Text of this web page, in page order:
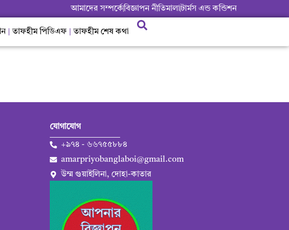
আমাদের সম্পর্কেবিজ্ঞাপন নীতিমালাটার্মস এন্ড কন্ডিশন
তাফহীম পিডিএফ তাফহীম শেষ কথা
যোগাযোগ
+৯৭৪ - ৬৬৭৫৫৮৮৪
amarpriyobanglaboi@gmail.com
উম্ম গুয়াইলিনা, দোহা-কাতার